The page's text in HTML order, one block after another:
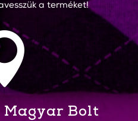
a terméket!
Magyar Bolt